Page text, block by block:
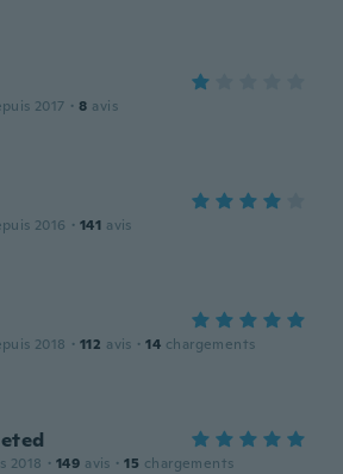
2017 · 8 avis
2016 · 141 avis
2018 · 112 avis · 14 chargements
2018 · 149 avis · 15 chargements